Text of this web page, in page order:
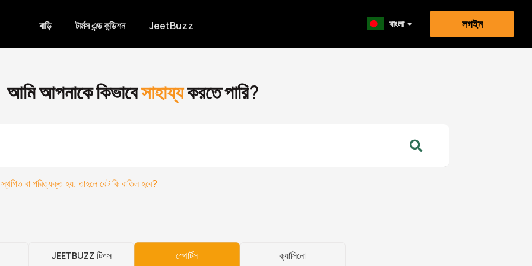
বাড়ি টার্মস এন্ড কন্ডিশন JeetBuzz বাংলা লগইন
আমি আপনাকে কিভাবেসাহায্যকরতে পারি?
বা পরিত্যক্ত হয়, তাহলে বেট কি বাতিল হবে?
JEETBUZZ টিপস স্পোর্টস ক্যাসিনো